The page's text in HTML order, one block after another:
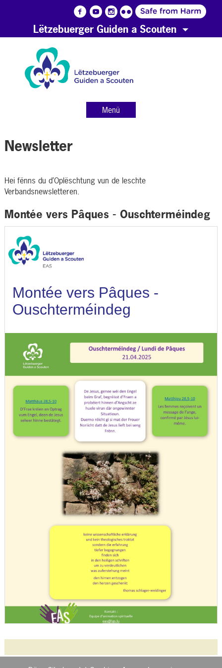
Lëtzebuerger Guiden a Scouten
Menü
Newsletter
Hei fënns du d’Oplëschtung vun de leschte
Verbandsnewsletteren.
Montée vers Pâques - Ouschterméindeg